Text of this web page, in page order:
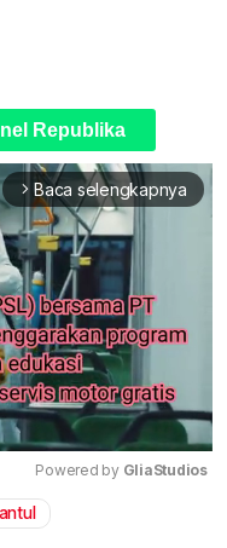
Republika
arrow_forward_ios Baca selengkapnya
Powered by GliaStudios